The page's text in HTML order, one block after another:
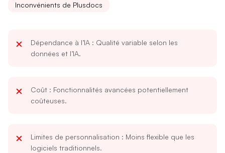
Inconvénients de Plusdocs
Dépendance à l’IA : Qualité variable selon les
données et l’IA.
Coût : Fonctionnalités avancées potentiellement
coûteuses.
Limites de personnalisation : Moins flexible que les
logiciels traditionnels.